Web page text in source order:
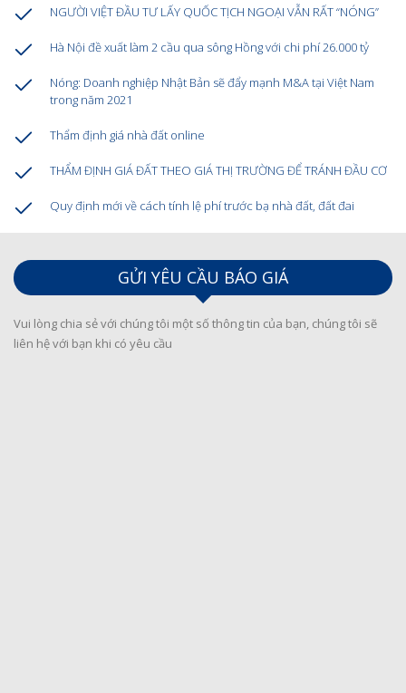
NGƯỜI VIỆT ĐẦU TƯ LẤY QUỐC TỊCH NGOẠI VẪN RẤT “NÓNG”
Hà Nội đề xuất làm 2 cầu qua sông Hồng với chi phí 26.000 tỷ
Nóng: Doanh nghiệp Nhật Bản sẽ đẩy mạnh M&A tại Việt Nam
trong năm 2021
Thẩm định giá nhà đất online
THẨM ĐỊNH GIÁ ĐẤT THEO GIÁ THỊ TRƯỜNG ĐỂ TRÁNH ĐẦU CƠ
Quy định mới về cách tính lệ phí trước bạ nhà đất, đất đai
GỬI YÊU CẦU BÁO GIÁ
Vui lòng chia sẻ với chúng tôi một số thông tin của bạn, chúng tôi sẽ
liên hệ với bạn khi có yêu cầu